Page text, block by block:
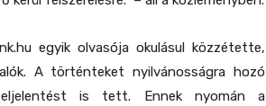
egyik olvasója okulásul közzétette,
A történteket nyilvánosságra hozó
is tett. Ennek nyomán a